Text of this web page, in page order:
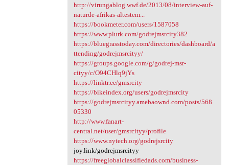
http://virungablog.wwf.de/2013/08/interview-auf-
naturde-afrikas-altestem...
https://bookmeter.com/users/1587058
https://www.plurk.com/godrejmsrcity382
https://bluegrasstoday.com/directories/dashboard/a
ttending/godrejmsrcityy/
https://groups.google.com/g/godrej-msr-
cityy/c/O94CHlq9jYs
https://linktr.ee/gmsrcity
https://bikeindex.org/users/godrejmsrcity
https://godrejmsrcityy.amebaownd.com/posts/568
05330
http://www.fanart-
central.net/user/gmsrcityy/profile
https://www.nytech.org/godrejsrcity
joy.link/godrejmsrcityy
https://freeglobalclassifiedads.com/business-